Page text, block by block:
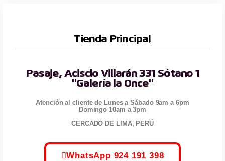
Tienda Principal
Pasaje, Acisclo Villarán 331 Sótano 1
"Galería la Once"
Atención al cliente de Lunes a Sábado 9am a 6pm
Domingo 10am a 3pm
CERCADO DE LIMA, PERÚ
WhatsApp 924 191 398